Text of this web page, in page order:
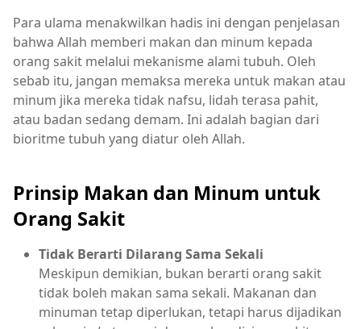
Para ulama menakwilkan hadis ini dengan penjelasan
bahwa Allah memberi makan dan minum kepada
orang sakit melalui mekanisme alami tubuh. Oleh
sebab itu, jangan memaksa mereka untuk makan atau
minum jika mereka tidak nafsu, lidah terasa pahit,
atau badan sedang demam. Ini adalah bagian dari
bioritme tubuh yang diatur oleh Allah.
Prinsip Makan dan Minum untuk
Orang Sakit
Tidak Berarti Dilarang Sama Sekali
Meskipun demikian, bukan berarti orang sakit
tidak boleh makan sama sekali. Makanan dan
minuman tetap diperlukan, tetapi harus dijadikan